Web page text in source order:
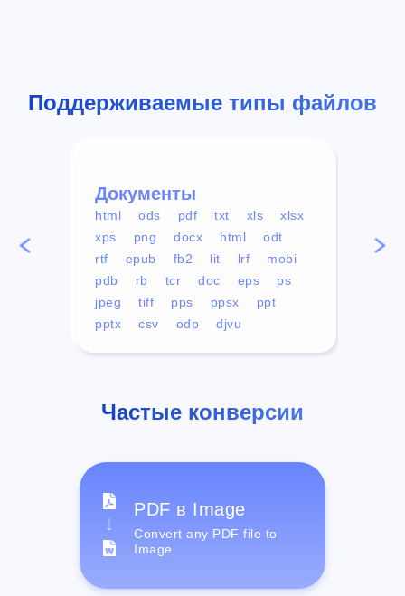
Поддерживаемые типы файлов
Документы
html ods pdf txt xls
xlsx
xps
png docx html
odt
rtf
epub fb2 lit lrf
mobi
pdb
rb tcr doc eps
ps
jpeg
tiff pps ppsx
ppt
pptx
csv odp djvu
mp4
Частые конверсии
PDF в Image
Convert any PDF file to
Image